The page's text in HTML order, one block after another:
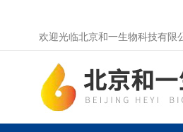
欢迎光临北京和一生物科技有限